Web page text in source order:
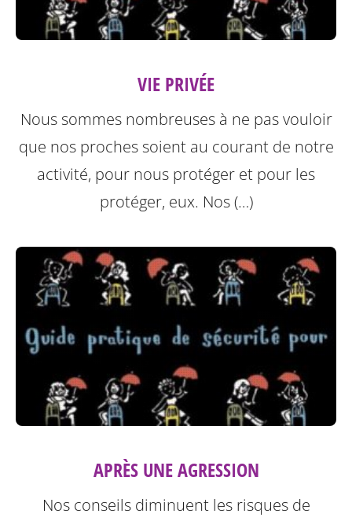
VIE PRIVÉE
Nous sommes nombreuses à ne pas vouloir
que nos proches soient au courant de notre
activité, pour nous protéger et pour les
protéger, eux. Nos (…)
APRÈS UNE AGRESSION
Nos conseils diminuent les risques de